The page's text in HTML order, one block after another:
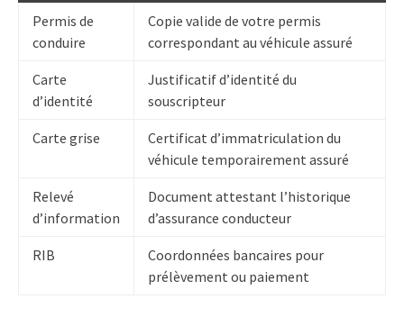
Permis de
conduire
Copie valide de votre permis
correspondant au véhicule assuré
Carte
d’identité
Justificatif d’identité du
souscripteur
Carte grise
Certificat d’immatriculation du
véhicule temporairement assuré
Relevé
d’information
Document attestant l’historique
d’assurance conducteur
RIB
Coordonnées bancaires pour
prélèvement ou paiement